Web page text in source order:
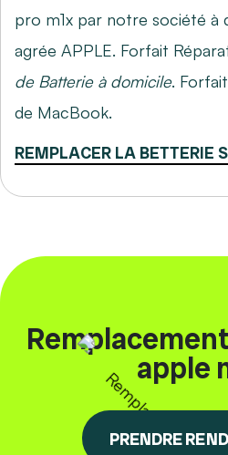
pro m1x par notre société à
agrée APPLE. Forfait
de Batterie à domicile.
de MacBook.
REMPLACER LA BETTERIE
apple
PRENDRE